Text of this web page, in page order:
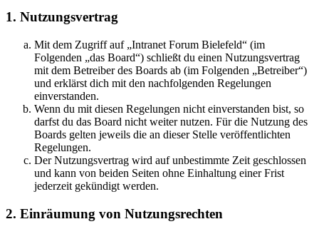
1. Nutzungsvertrag
Mit dem Zugriff auf „Intranet Forum Bielefeld“ (im
Folgenden „das Board“) schließt du einen Nutzungsvertrag
mit dem Betreiber des Boards ab (im Folgenden „Betreiber“)
und erklärst dich mit den nachfolgenden Regelungen
einverstanden.
Wenn du mit diesen Regelungen nicht einverstanden bist, so
darfst du das Board nicht weiter nutzen. Für die Nutzung des
Boards gelten jeweils die an dieser Stelle veröffentlichten
Regelungen.
Der Nutzungsvertrag wird auf unbestimmte Zeit geschlossen
und kann von beiden Seiten ohne Einhaltung einer Frist
jederzeit gekündigt werden.
2. Einräumung von Nutzungsrechten